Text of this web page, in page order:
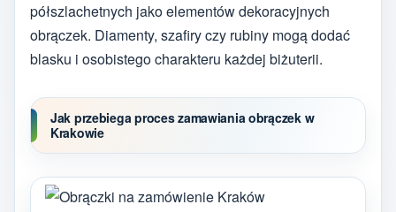
półszlachetnych jako elementów dekoracyjnych
obrączek. Diamenty, szafiry czy rubiny mogą dodać
blasku i osobistego charakteru każdej biżuterii.
Jak przebiega proces zamawiania obrączek w
Krakowie